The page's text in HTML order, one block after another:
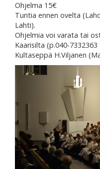
Ohjelma 15€
Tuntia ennen ovelta
Lahti).
Ohjelmia voi varata tai
Kaarisilta (p.040-
Kultaseppä H.Viljanen